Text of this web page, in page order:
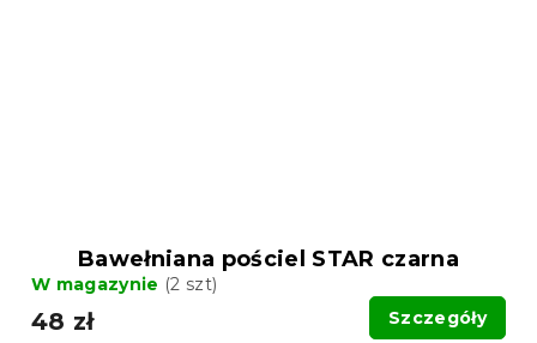
Bawełniana pościel STAR czarna
W magazynie (2 szt)
48 zł Szczegóły